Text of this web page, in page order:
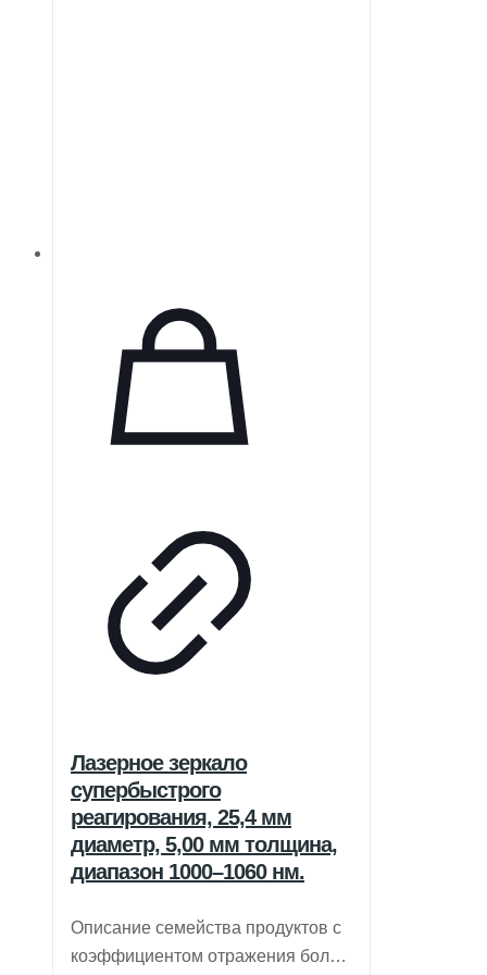
Лазерное зеркало
супербыстрого
реагирования, 25,4 мм
диаметр, 5,00 мм толщина,
диапазон 1000–1060 нм.
Описание семейства продуктов с
коэффициентом отражения более